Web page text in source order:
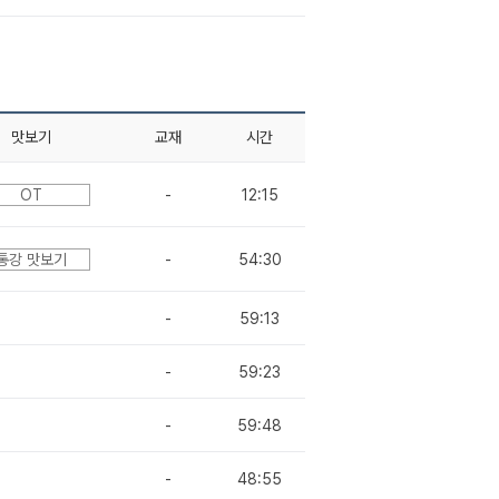
맛보기 교재 시간
OT - 12:15
강 맛보기 - 54:30
- 59:13
- 59:23
- 59:48
- 48:55